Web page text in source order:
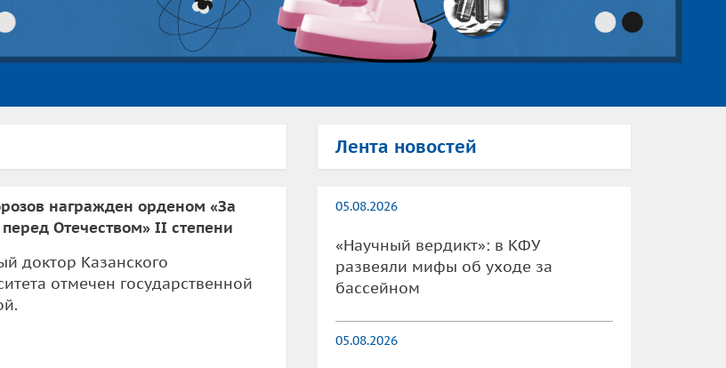
награжден орденом «За
перед Отечеством» II степени
доктор Казанского
отмечен государственной
Лента новостей
05.08.2026
«Научный вердикт»: в КФУ
развеяли мифы об уходе за
бассейном
05.08.2026